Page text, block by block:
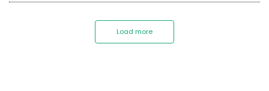
Load more